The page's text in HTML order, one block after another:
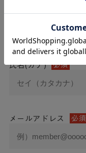
氏名(カナ) 必須
メールアドレス 必須